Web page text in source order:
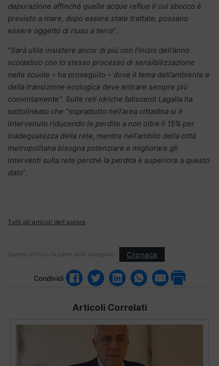
depurazione affinché quelle acque reflue il cui sbocco è
previsto a mare, dopo essere state trattate, possano
essere oggetto di riuso a terra“.
“Sarà utile insistere ancor di più con l’inizio dell’anno
scolastico con lo stesso processo di sensibilizzazione
nelle scuole – ha proseguito – dove il tema dell’ambiente e
della transizione ecologica deve entrare sempre più
convintamente”. Sulle reti idriche fatiscenti Lagalla ha
sottolineato che “soprattutto nell’area cittadina si è
intervenuto riducendo le perdite a non oltre il 15% per
inadeguatezza della rete, mentre nell’ambito della città
metropolitana bisogna potenziare e migliorare gli
interventi sulla rete perché la perdita è superiore a questo
dato“.
Tutti gli articoli dell'autore
Questo articolo fa parte delle categorie: Cronaca
Condividi
Articoli Correlati